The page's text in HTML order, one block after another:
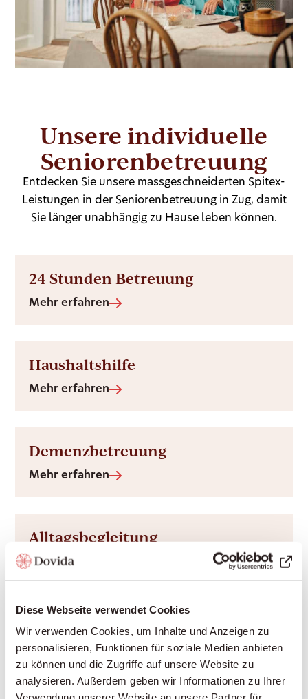
Diese Webseite verwendet Cookies
Wir verwenden Cookies, um Inhalte und Anzeigen zu
personalisieren, Funktionen für soziale Medien anbieten
zu können und die Zugriffe auf unsere Website zu
analysieren. Außerdem geben wir Informationen zu Ihrer
Unsere individuelle
Seniorenbetreuung
Entdecken Sie unsere massgeschneiderten Spitex-
Leistungen in der Seniorenbetreuung in Zug, damit
Sie länger unabhängig zu Hause leben können.
24 Stunden Betreuung
Mehr erfahren
Haushaltshilfe
Mehr erfahren
Demenzbetreuung
Mehr erfahren
Alltagsbegleitung
Mehr erfahren
Vom Spital nach Hause
Mehr erfahren